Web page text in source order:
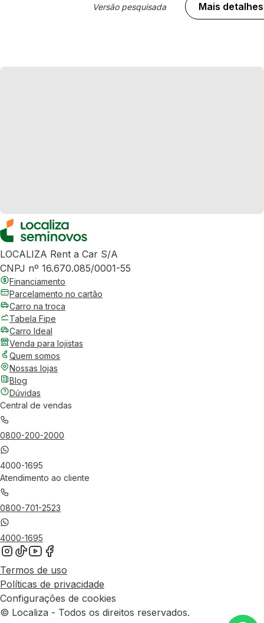
Versão pesquisada Mais detalhes
LOCALIZA Rent a Car S/A
CNPJ nº 16.670.085/0001-55
Financiamento
Parcelamento no cartão
Carro na troca
Tabela Fipe
Carro Ideal
Venda para lojistas
Quem somos
Nossas lojas
Blog
Dúvidas
Central de vendas
0800-200-2000
4000-1695
Atendimento ao cliente
0800-701-2523
4000-1695
Termos de uso
Políticas de privacidade
Configurações de cookies
© Localiza - Todos os direitos reservados.